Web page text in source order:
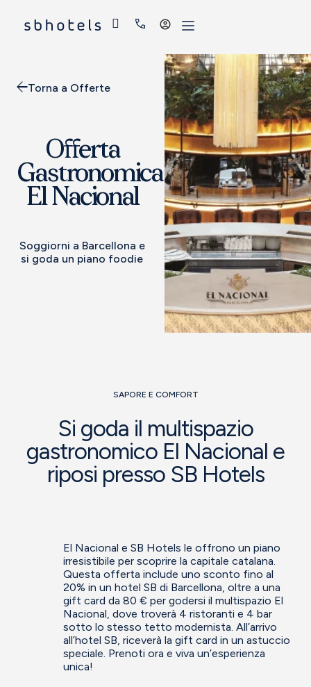
Accedi
Torna a Offerte
Offerta
Gastronomica
El Nacional
Soggiorni a Barcellona e
si goda un piano foodie
SAPORE E COMFORT
Si goda il multispazio
gastronomico El Nacional e
riposi presso SB Hotels
El Nacional e SB Hotels le offrono un piano
irresistibile per scoprire la capitale catalana.
Questa offerta include uno sconto fino al
20% in un hotel SB di Barcellona, oltre a una
gift card da 80 € per godersi il multispazio El
Nacional, dove troverà 4 ristoranti e 4 bar
sotto lo stesso tetto modernista. All’arrivo
all’hotel SB, riceverà la gift card in un astuccio
speciale. Prenoti ora e viva un’esperienza
unica!